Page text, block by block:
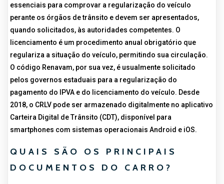
essenciais para comprovar a regularização do veículo
perante os órgãos de trânsito e devem ser apresentados,
quando solicitados, às autoridades competentes. O
licenciamento é um procedimento anual obrigatório que
regulariza a situação do veículo, permitindo sua circulação.
O código Renavam, por sua vez, é usualmente solicitado
pelos governos estaduais para a regularização do
pagamento do IPVA e do licenciamento do veículo. Desde
2018, o CRLV pode ser armazenado digitalmente no aplicativo
Carteira Digital de Trânsito (CDT), disponível para
smartphones com sistemas operacionais Android e iOS.
QUAIS SÃO OS PRINCIPAIS
DOCUMENTOS DO CARRO?